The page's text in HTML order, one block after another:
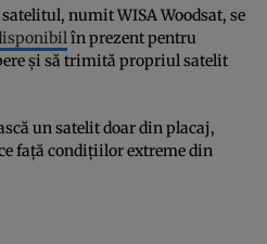
numit WISA Woodsat, se
în prezent pentru
și să trimită propriul satelit
un satelit doar din placaj,
față condițiilor extreme din